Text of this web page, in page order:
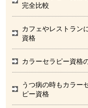
完全比較
カフェやレストラン
資格
カラーセラピー資格
うつ病の時もカラー
ピー資格